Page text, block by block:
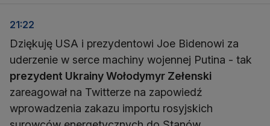
21:22
Dziękuję USA i prezydentowi Joe Bidenowi za
uderzenie w serce machiny wojennej Putina - tak
prezydent Ukrainy Wołodymyr Zełenski
zareagował na Twitterze na zapowiedź
wprowadzenia zakazu importu rosyjskich